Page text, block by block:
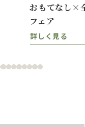
おもてなし×
フェア
詳しく見る